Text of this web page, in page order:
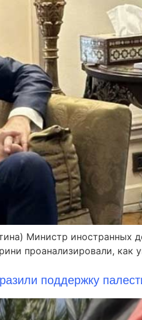
Министр иностранных
проанализировали,
поддержку